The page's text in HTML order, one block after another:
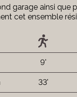
garage ainsi que
cet ensemble
9'
33'